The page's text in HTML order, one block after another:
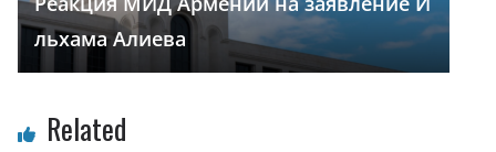
льхама Алиева
Related